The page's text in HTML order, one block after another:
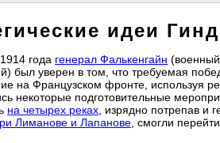
идеи
года генерал Фалькенгайн
был уверен в том, что требуемая
на Французском фронте, используя
некоторые подготовительные
на четырех реках , изрядно потрепав и
Лиманове и Лапанове , смогли